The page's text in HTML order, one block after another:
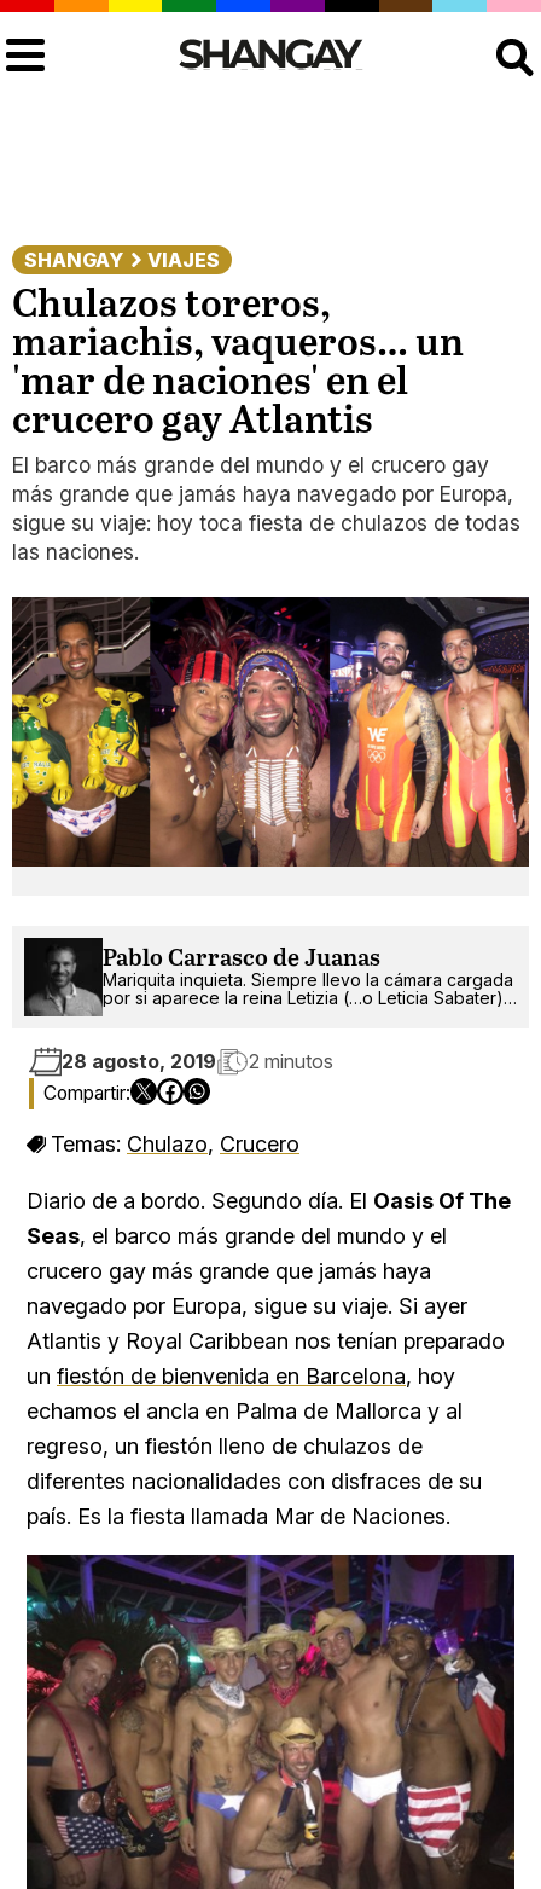
SHANGAY VIAJES
Chulazos toreros,
mariachis, vaqueros… un
'mar de naciones' en el
crucero gay Atlantis
El barco más grande del mundo y el crucero gay
más grande que jamás haya navegado por Europa,
sigue su viaje: hoy toca fiesta de chulazos de todas
las naciones.
Pablo Carrasco de Juanas
Mariquita inquieta. Siempre llevo la cámara cargada
por si aparece la reina Letizia (…o Leticia Sabater).
28 agosto, 2019 2 minutos
Temas: Chulazo, Crucero
Diario de a bordo. Segundo día. El Oasis Of The
Seas, el barco más grande del mundo y el
crucero gay más grande que jamás haya
navegado por Europa, sigue su viaje. Si ayer
Atlantis y Royal Caribbean nos tenían preparado
un fiestón de bienvenida en Barcelona, hoy
echamos el ancla en Palma de Mallorca y al
regreso, un fiestón lleno de chulazos de
diferentes nacionalidades con disfraces de su
país. Es la fiesta llamada Mar de Naciones.